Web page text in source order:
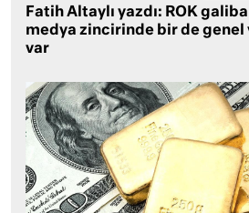
Fatih Altaylı yazdı: ROK
medya zincirinde bir de genel
var